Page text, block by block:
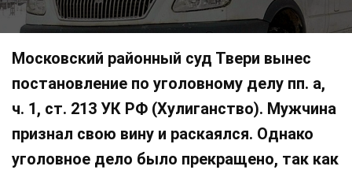
Московский районный суд Твери вынес
постановление по уголовному делу пп. а,
ч. 1, ст. 213 УК РФ (Хулиганство). Мужчина
признал свою вину и раскаялся. Однако
уголовное дело было прекращено, так как